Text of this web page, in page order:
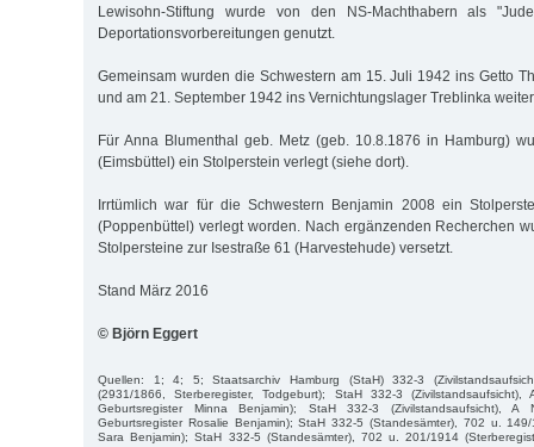
Lewisohn-Stiftung wurde von den NS-Machthabern als
Deportationsvorbereitungen genutzt.
Gemeinsam wurden die Schwestern am 15. Juli 1942 ins Getto
und am 21. September 1942 ins Vernichtungslager Treblinka
Für Anna Blumenthal geb. Metz (geb. 10.8.1876 in Hamburg)
(Eimsbüttel) ein Stolperstein verlegt (siehe dort).
Irrtümlich war für die Schwestern Benjamin 2008 ein
(Poppenbüttel) verlegt worden. Nach ergänzenden Recherchen
Stolpersteine zur Isestraße 61 (Harvestehude) versetzt.
Stand März 2016
© Björn Eggert
Quellen: 1; 4; 5; Staatsarchiv Hamburg (StaH) 332-3
(2931/1866, Sterberegister, Todgeburt); StaH 332-3
Geburtsregister Minna Benjamin); StaH 332-3 (Zivilstandsaufsicht),
Geburtsregister Rosalie Benjamin); StaH 332-5 (Standesämter), 702 u.
Sara Benjamin); StaH 332-5 (Standesämter), 702 u. 201/1914